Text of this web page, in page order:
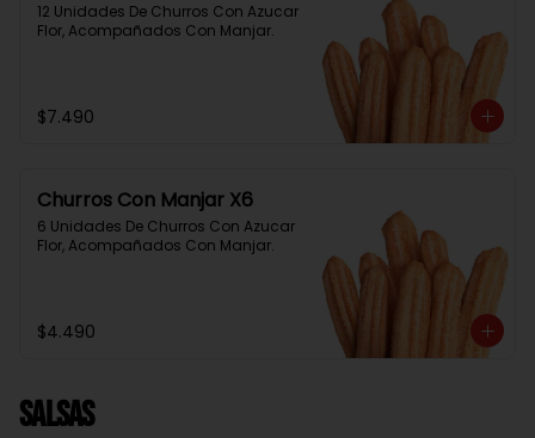
12 Unidades De Churros Con Azucar
Flor, Acompañados Con Manjar.
$7.490
Churros Con Manjar X6
6 Unidades De Churros Con Azucar
Flor, Acompañados Con Manjar.
$4.490
Salsas